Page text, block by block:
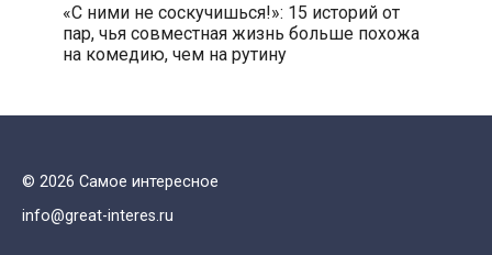
«С ними не соскучишься!»: 15 историй от
пар, чья совместная жизнь больше похожа
на комедию, чем на рутину
© 2026 Самое интересное
info@great-interes.ru